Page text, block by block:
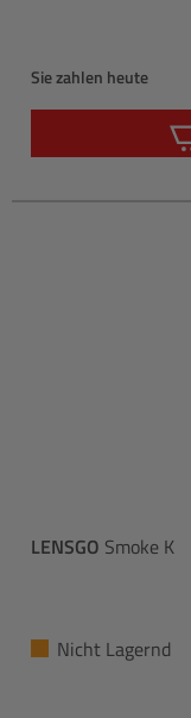
Sie zahlen heute
LENSGO Smoke K
Nicht Lagernd